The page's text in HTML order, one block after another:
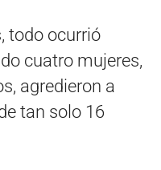
todo ocurrió
cuatro mujeres,
agredieron a
tan solo 16